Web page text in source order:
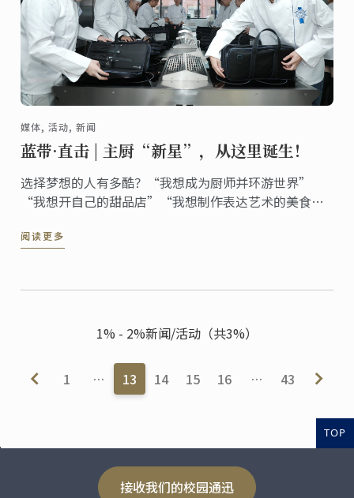
媒体, 活动, 新闻
蓝带·直击 | 主厨“新星”，从这里诞生！
选择梦想的人有多酷？“我想成为厨师并环游世界”
“我想开自己的甜品店”“我想制作表达艺术的美食”
在从蓝带出发！
阅读更多
1% - 2%新闻/活动（共3%）
1 … 13 14 15 16 … 43
TOP
接收我们的校园通迅